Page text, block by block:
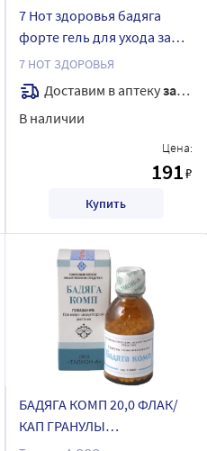
7 Нот здоровья бадяга
форте гель для ухода за
кожей 75 мл
7 НОТ ЗДОРОВЬЯ
Доставим в аптекузавтра
В наличии
Цена:
191₽
Купить
БАДЯГА КОМП 20,0 ФЛАК/
КАП ГРАНУЛЫ
ГОМЕОПАТ???